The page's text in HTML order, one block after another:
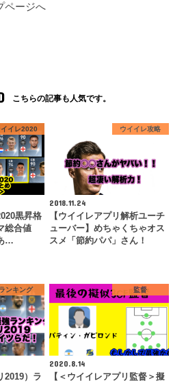
ページへ
こちらの記事も人気です。
イイレ2020
黒昇格
総合値
…
ウイイレ攻略
2018.11.24
【ウイイレアプリ解析ユーチ
ューバー】めちゃくちゃオス
スメ「節約パパ」さん！
ランキング
2019）ラ
監督
2020.8.14
【＜ウイイレアプリ監督＞擬